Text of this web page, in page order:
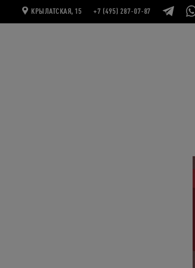
КРЫЛАТСКАЯ, 15 +7 (495) 287-07-87